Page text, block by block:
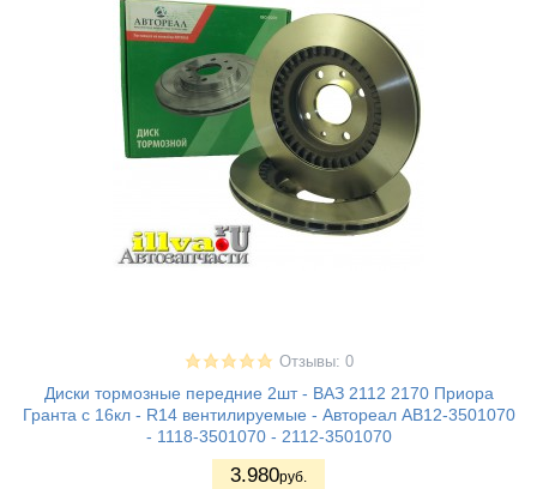
Отзывы: 0
Диски тормозные передние 2шт - ВАЗ 2112 2170 Приора
Гранта с 16кл - R14 вентилируемые - Автореал АВ12-3501070
- 1118-3501070 - 2112-3501070
3.980руб.